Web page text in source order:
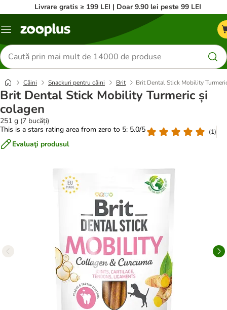
Livrare gratis ≥ 199 LEI | Doar 9.90 lei peste 99 LEI
Categorii
Căutare
produse
Câini Snackuri pentru câini Brit Brit Dental Stick Mobility
Brit Dental Stick Mobility Turmeric și
colagen
251 g (7 bucăți)
This is a stars rating area from zero to 5: 5.0/5
(1)
Evaluaţi produsul